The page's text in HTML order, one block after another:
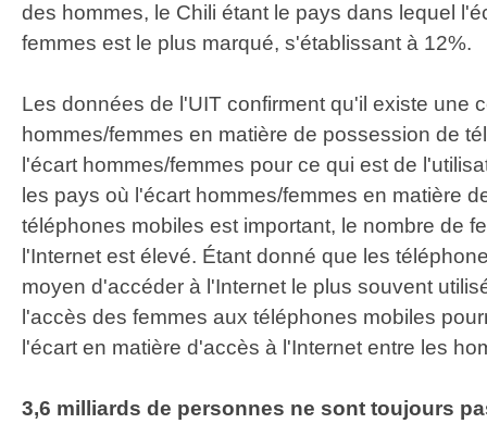
des hommes, le Chili étant le pays dans lequel
femmes est le plus marqué, s'établissant à 12%.
Les données de l'UIT confirment qu'il existe une
hommes/femmes en matière de possession de
l'écart hommes/femmes pour ce qui est de
les pays où l'écart hommes/femmes en matière
téléphones mobiles est important, le nombre de
l'Internet est élevé. Étant donné que les
moyen d'accéder à l'Internet le plus souvent
l'accès des femmes aux téléphones mobiles
l'écart en matière d'accès à l'Internet entre les
3,6 milliards de personnes ne sont toujours